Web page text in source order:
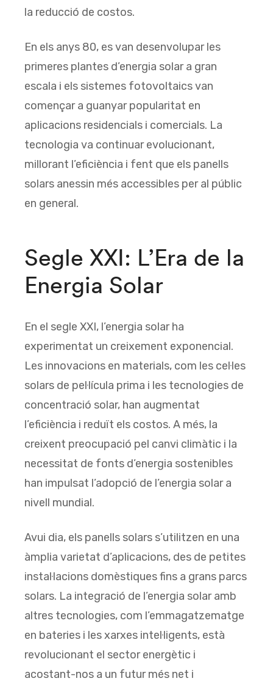
la reducció de costos.
En els anys 80, es van desenvolupar les
primeres plantes d’energia solar a gran
escala i els sistemes fotovoltaics van
començar a guanyar popularitat en
aplicacions residencials i comercials. La
tecnologia va continuar evolucionant,
millorant l’eficiència i fent que els panells
solars anessin més accessibles per al públic
en general.
Segle XXI: L’Era de la
Energia Solar
En el segle XXI, l’energia solar ha
experimentat un creixement exponencial.
Les innovacions en materials, com les cel·les
solars de pel·lícula prima i les tecnologies de
concentració solar, han augmentat
l’eficiència i reduït els costos. A més, la
creixent preocupació pel canvi climàtic i la
necessitat de fonts d’energia sostenibles
han impulsat l’adopció de l’energia solar a
nivell mundial.
Avui dia, els panells solars s’utilitzen en una
àmplia varietat d’aplicacions, des de petites
instal·lacions domèstiques fins a grans parcs
solars. La integració de l’energia solar amb
altres tecnologies, com l’emmagatzematge
en bateries i les xarxes intel·ligents, està
revolucionant el sector energètic i
acostant-nos a un futur més net i